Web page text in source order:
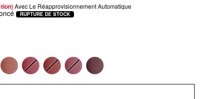
Avec Le Réapprovisionnement Automatique
RUPTURE DE STOCK